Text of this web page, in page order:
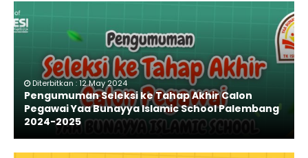
Diterbitkan : 12 May 2024
Pengumuman Seleksi ke Tahap Akhir Calon
Pegawai Yaa Bunayya Islamic School Palembang
2024-2025